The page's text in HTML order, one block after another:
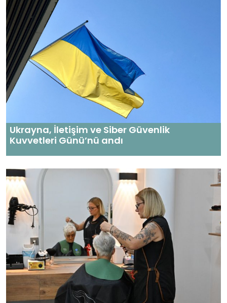
Ukrayna, İletişim ve Siber Güvenlik
Kuvvetleri Günü’nü andı